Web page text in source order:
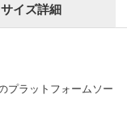
サイズ詳細
プラットフォームソー